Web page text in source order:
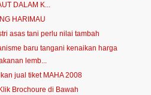
DALAM K...
HARIMAU
asas tani perlu nilai tambah
baru tangani kenaikan harga
lemb...
jual tiket MAHA 2008
Brochoure di Bawah